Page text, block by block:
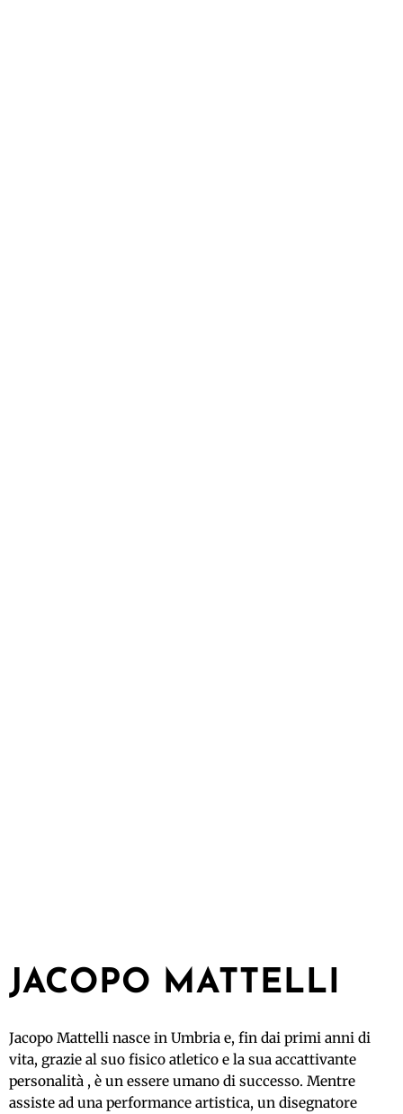
JACOPO MATTELLI
Jacopo Mattelli nasce in Umbria e, fin dai primi anni di
vita, grazie al suo fisico atletico e la sua accattivante
personalità , è un essere umano di successo. Mentre
assiste ad una performance artistica, un disegnatore